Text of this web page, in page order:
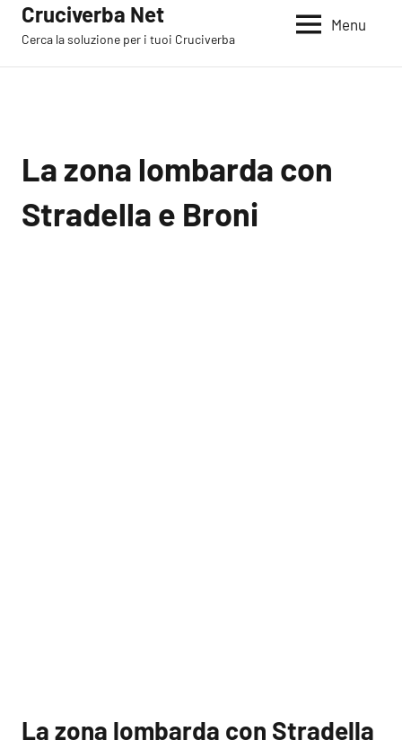
contenuto
Cruciverba Net
Cerca la soluzione per i tuoi Cruciverba
Menu
La zona lombarda con
Stradella e Broni
La zona lombarda con Stradella